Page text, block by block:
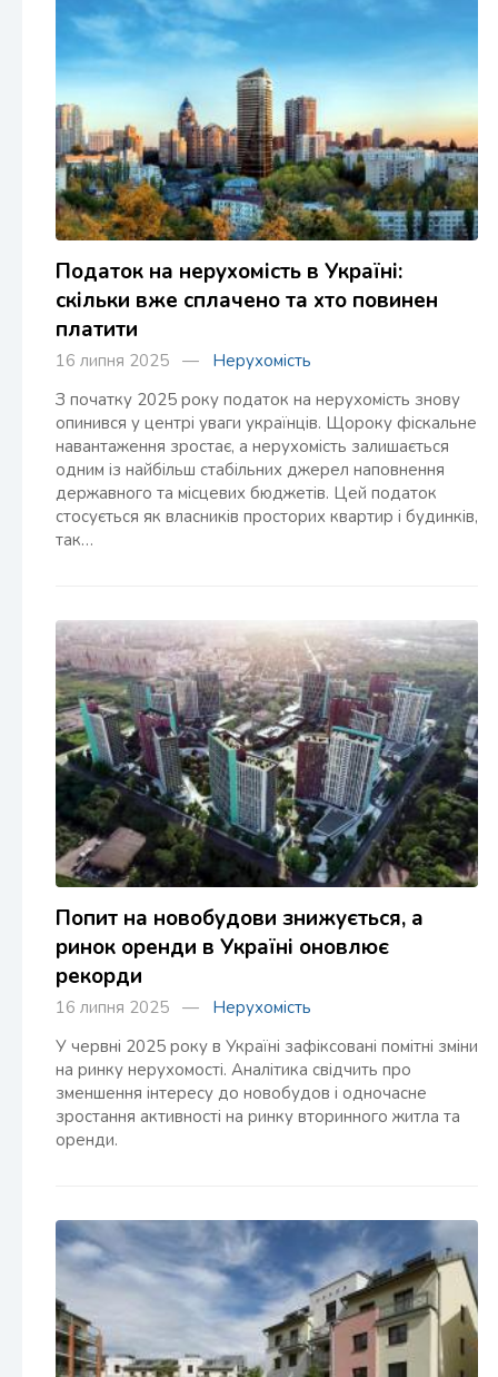
Податок на нерухомість в Україні:
скільки вже сплачено та хто повинен
платити
16 липня 2025 — Нерухомість
З початку 2025 року податок на нерухомість знову
опинився у центрі уваги українців. Щороку фіскальне
навантаження зростає, а нерухомість залишається
одним із найбільш стабільних джерел наповнення
державного та місцевих бюджетів. Цей податок
стосується як власників просторих квартир і будинків,
так…
Попит на новобудови знижується, а
ринок оренди в Україні оновлює
рекорди
16 липня 2025 — Нерухомість
У червні 2025 року в Україні зафіксовані помітні зміни
на ринку нерухомості. Аналітика свідчить про
зменшення інтересу до новобудов і одночасне
зростання активності на ринку вторинного житла та
оренди.